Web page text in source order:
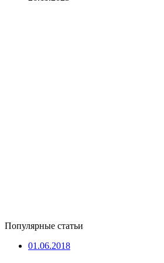
Популярные статьи
01.06.2018